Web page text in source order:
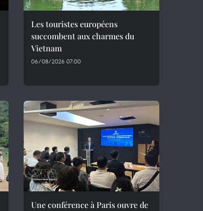
Les touristes européens
succombent aux charmes du
Vietnam
06/08/2026 07:00
Une conférence à Paris ouvre de